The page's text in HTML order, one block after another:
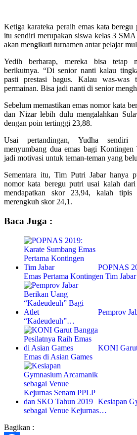
Ketiga karateka peraih emas kata
itu sendiri merupakan siswa kelas 3
akan mengikuti turnamen antar pelajar
Yedih berharap, mereka bisa tetap
berikutnya. “Di senior nanti kalau
pasti prestasi bagus. Kalau was-was
permainan. Bisa jadi nanti di senior
Sebelum memastikan emas nomor kata
dan Nizar lebih dulu mengalahkan
dengan poin tertinggi 23,88.
Usai pertandingan, Yudha sendiri
menyumbang dua emas bagi Kontingen
jadi motivasi untuk teman-teman yang
Sementara itu, Tim Putri Jabar hanya
nomor kata beregu putri usai kalah
mendapatkan skor 23,94, kalah
merengkuh skor 24,1.
Baca Juga :
POPNAS
Emas Pertama Kontingen Tim Jabar
Pemprov
“Kadeudeuh”…
KONI
Emas di Asian Games
Kesiapan
sebagai Venue Kejurnas…
Bagikan :